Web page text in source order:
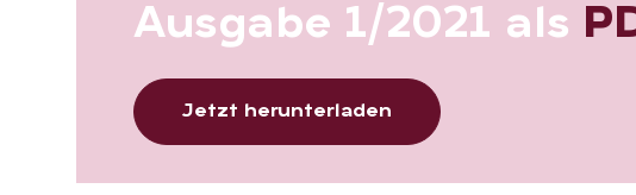
Aus­ga­be 1/2021 als
Jetzt herunterladen